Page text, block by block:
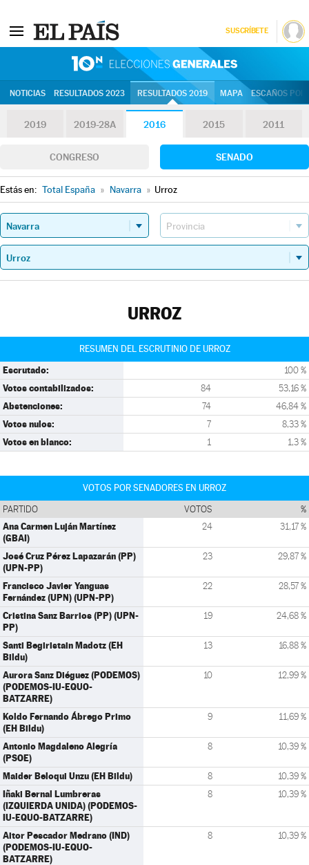
SUSCRÍBETE
NOTICIAS RESULTADOS 2023 RESULTADOS 2019 MAPA ESCAÑOS
2019 2019-28A 2016 2015 2011
CONGRESO SENADO
Estás en: Total España » Navarra » Urroz
URROZ
RESUMEN DEL ESCRUTINIO DE URROZ
Escrutado: 100 %
Votos contabilizados: 84 53,16 %
Abstenciones: 74 46,84 %
Votos nulos: 7 8,33 %
Votos en blanco: 1 1,3 %
VOTOS POR SENADORES EN URROZ
PARTIDO VOTOS %
Ana Carmen Luján Martínez
(GBAI)
24 31,17 %
José Cruz Pérez Lapazarán (PP)
(UPN-PP)
23 29,87 %
Francisco Javier Yanguas
Fernández (UPN) (UPN-PP)
22 28,57 %
Cristina Sanz Barrios (PP) (UPN-
PP)
19 24,68 %
Santi Begiristain Madotz (EH
Bildu)
13 16,88 %
Aurora Sanz Diéguez (PODEMOS)
(PODEMOS-IU-EQUO-
BATZARRE)
10 12,99 %
Koldo Fernando Ábrego Primo
(EH Bildu)
9 11,69 %
Antonio Magdaleno Alegría
(PSOE)
8 10,39 %
Maider Beloqui Unzu (EH Bildu) 8 10,39 %
Iñaki Bernal Lumbreras
(IZQUIERDA UNIDA) (PODEMOS-
IU-EQUO-BATZARRE)
8 10,39 %
Aitor Pescador Medrano (IND)
(PODEMOS-IU-EQUO-
BATZARRE)
8 10,39 %